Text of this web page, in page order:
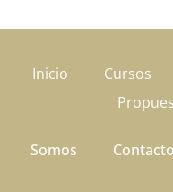
Inicio Cursos
Somos Contacto